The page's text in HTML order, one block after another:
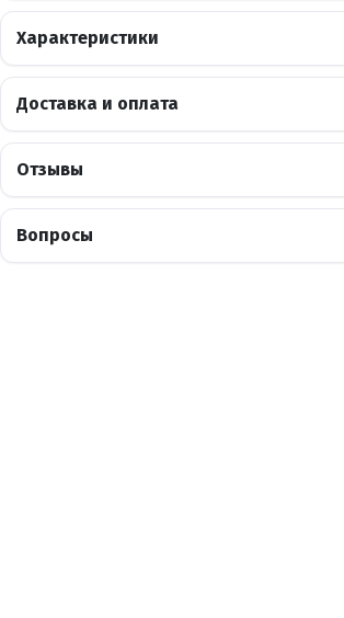
Характеристики
Доставка и оплата
Отзывы
Вопросы